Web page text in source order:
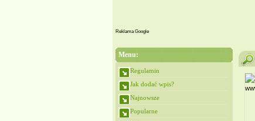
Reklama Google
Menu:
Regulamin
Jak dodać wpis?
Najnowsze
Popularne